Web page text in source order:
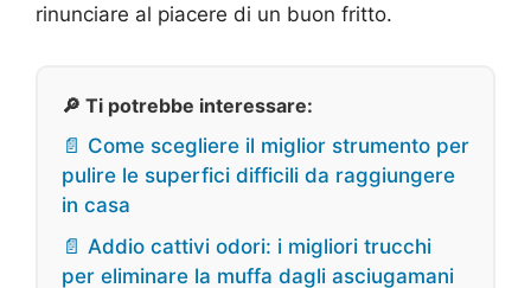
rinunciare al piacere di un buon fritto.
🔎 Ti potrebbe interessare:
📄 Come scegliere il miglior strumento per
pulire le superfici difficili da raggiungere
in casa
📄 Addio cattivi odori: i migliori trucchi
per eliminare la muffa dagli asciugamani